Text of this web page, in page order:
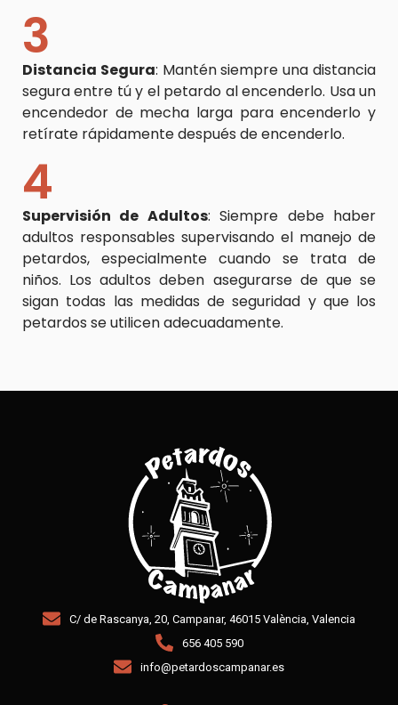
3
Distancia Segura: Mantén siempre una distancia
segura entre tú y el petardo al encenderlo. Usa un
encendedor de mecha larga para encenderlo y
retírate rápidamente después de encenderlo.
4
Supervisión de Adultos: Siempre debe haber
adultos responsables supervisando el manejo de
petardos, especialmente cuando se trata de
niños. Los adultos deben asegurarse de que se
sigan todas las medidas de seguridad y que los
petardos se utilicen adecuadamente.
C/ de Rascanya, 20, Campanar, 46015 València, Valencia
656 405 590
info@petardoscampanar.es